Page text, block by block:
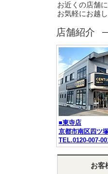
お近くの店舗に
お気軽にお越し
店舗紹介
■東寺店
京都市南区四ツ
TEL.0120-007-
お客